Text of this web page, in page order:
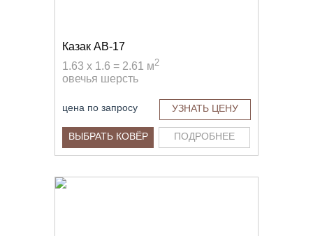
Казак AB-17
1.63 x 1.6 = 2.61 м2
овечья шерсть
цена по запросу УЗНАТЬ ЦЕНУ
ВЫБРАТЬ КОВЁР ПОДРОБНЕЕ